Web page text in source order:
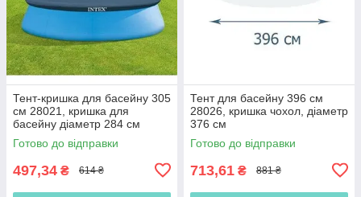
Тент-кришка для басейну 305
см 28021, кришка для
басейну діаметр 284 см
Готово до відправки
497,34 ₴ 614 ₴
Тент для басейну 396 см
28026, кришка чохол, діаметр
376 см
Готово до відправки
713,61 ₴ 881 ₴